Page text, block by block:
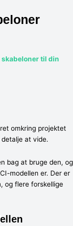
omkring projektet
at vide.
bag at bruge den, og
modellen er. Der er
og flere forskellige